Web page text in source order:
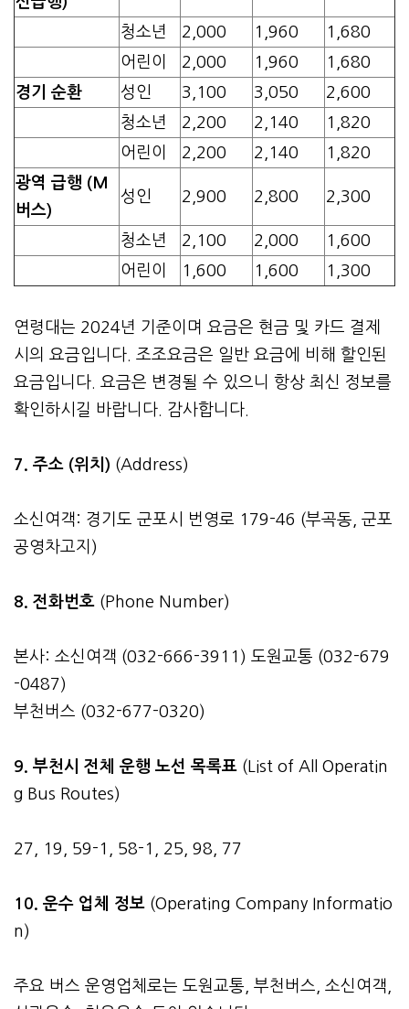
청소년
2,000 1,960
1,680
어린이
2,000 1,960
1,680
경기 순환
성인 3,100 3,050
2,600
청소년
2,200 2,140
1,820
어린이
2,200 2,140
1,820
광역 급행 (M
버스)
성인 2,900 2,800 2,300
청소년 2,100 2,000
1,600
어린이
1,600 1,600 1,300
연령대는 2024년 기준이며 요금은 현금 및 카드 결제
시의 요금입니다. 조조요금은 일반 요금에 비해 할인된
요금입니다. 요금은 변경될 수 있으니 항상 최신 정보를
확인하시길 바랍니다. 감사합니다.
7. 주소 (위치) (Address)
소신여객: 경기도 군포시 번영로 179-46 (부곡동, 군포
공영차고지)
8. 전화번호 (Phone Number)
본사: 소신여객 (032-666-3911) 도원교통 (032-679
-0487)
부천버스 (032-677-0320)
9. 부천시 전체 운행 노선 목록표 (List of All Operatin
g Bus Routes)
27, 19, 59-1, 58-1, 25, 98, 77
10. 운수 업체 정보 (Operating Company Informatio
n)
주요 버스 운영업체로는 도원교통, 부천버스, 소신여객,